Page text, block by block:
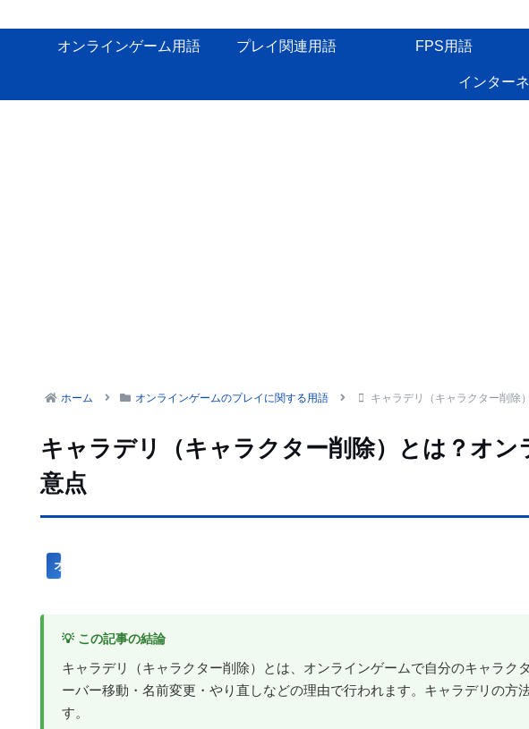
オンラインゲーム用語 プレイ関連用語 FPS用語
インター
ホーム オンラインゲームのプレイに関する用語 キャラデリ（キャラクター削除
キャラデリ（キャラクター削除）とは？オ
意点
オンラインゲームのプレイに関する用語
💡 この記事の結論
キャラデリ（キャラクター削除）とは、オンラインゲームで自分のキャラク
ーバー移動・名前変更・やり直しなどの理由で行われます。キャラデリの方
す。